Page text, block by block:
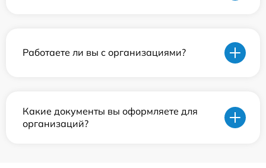
Работаете ли вы с организациями?
Какие документы вы оформляете для
организаций?